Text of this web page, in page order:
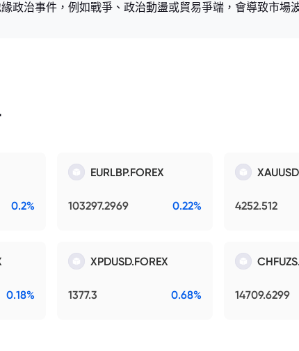
政治事件，例如戰爭、政治動盪或貿易爭端，會導致市場
0.2%
EURLBP.FOREX
103297.2969 0.22% 4252.512
0.18%
XPDUSD.FOREX
1377.3 0.68% 14709.6299